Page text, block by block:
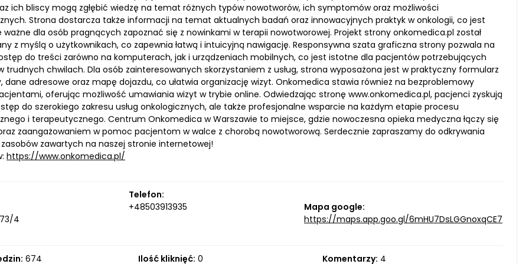
ich bliscy mogą zgłębić wiedzę na temat różnych typów nowotworów, ich symptomów oraz możliwości
Strona dostarcza także informacji na temat aktualnych badań oraz innowacyjnych praktyk w onkologii, co jest
ważne dla osób pragnących zapoznać się z nowinkami w terapii nowotworowej. Projekt strony onkomedica.pl został
z myślą o użytkownikach, co zapewnia łatwą i intuicyjną nawigację. Responsywna szata graficzna strony pozwala na
do treści zarówno na komputerach, jak i urządzeniach mobilnych, co jest istotne dla pacjentów potrzebujących
trudnych chwilach. Dla osób zainteresowanych skorzystaniem z usług, strona wyposażona jest w praktyczny formularz
dane adresowe oraz mapę dojazdu, co ułatwia organizację wizyt. Onkomedica stawia również na bezproblemowy
oferując możliwość umawiania wizyt w trybie online. Odwiedzając stronę www.onkomedica.pl, pacjenci zyskują
do szerokiego zakresu usług onkologicznych, ale także profesjonalne wsparcie na każdym etapie procesu
i terapeutycznego. Centrum Onkomedica w Warszawie to miejsce, gdzie nowoczesna opieka medyczna łączy się
zaangażowaniem w pomoc pacjentom w walce z chorobą nowotworową. Serdecznie zapraszamy do odkrywania
zawartych na naszej stronie internetowej!
https://www.onkomedica.pl/
4
Telefon:
+48503913935
Mapa google:
https://maps.app.goo.gl/6mHU7DsLGGnoxqCE7
674 Ilość kliknięć: 0 Komentarzy: 4